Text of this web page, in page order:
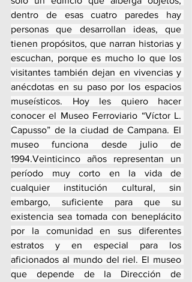
dentro de esas cuatro paredes hay
personas que desarrollan ideas, que
tienen propósitos, que narran historias y
escuchan, porque es mucho lo que los
visitantes también dejan en vivencias y
anécdotas en su paso por los espacios
museísticos. Hoy les quiero hacer
conocer el Museo Ferroviario “Víctor L.
Capusso” de la ciudad de Campana. El
museo funciona desde julio de
1994.Veinticinco años representan un
período muy corto en la vida de
cualquier institución cultural, sin
embargo, suficiente para que su
existencia sea tomada con beneplácito
por la comunidad en sus diferentes
estratos y en especial para los
aficionados al mundo del riel. El museo
que depende de la Dirección de